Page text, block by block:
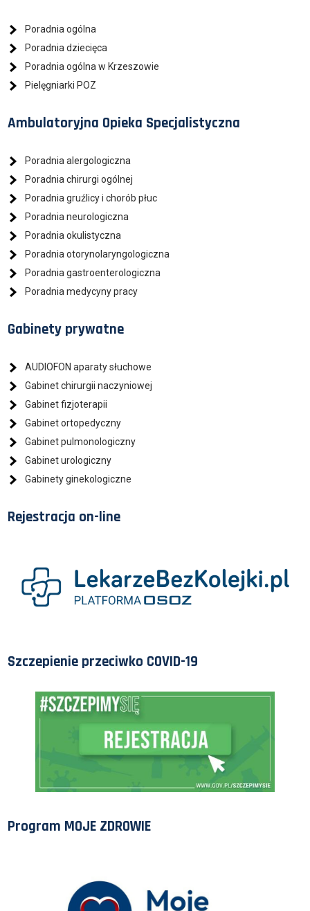
Poradnia ogólna
Poradnia dziecięca
Poradnia ogólna w Krzeszowie
Pielęgniarki POZ
Ambulatoryjna Opieka Specjalistyczna
Poradnia alergologiczna
Poradnia chirurgi ogólnej
Poradnia gruźlicy i chorób płuc
Poradnia neurologiczna
Poradnia okulistyczna
Poradnia otorynolaryngologiczna
Poradnia gastroenterologiczna
Poradnia medycyny pracy
Gabinety prywatne
AUDIOFON aparaty słuchowe
Gabinet chirurgii naczyniowej
Gabinet fizjoterapii
Gabinet ortopedyczny
Gabinet pulmonologiczny
Gabinet urologiczny
Gabinety ginekologiczne
Rejestracja on-line
Szczepienie przeciwko COVID-19
Program MOJE ZDROWIE